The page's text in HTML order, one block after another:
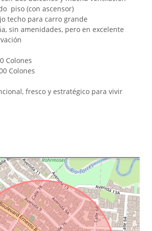
piso (con ascensor)
techo para carro grande
sin amenidades, pero en excelente
Colones
Colones
fresco y estratégico para vivir